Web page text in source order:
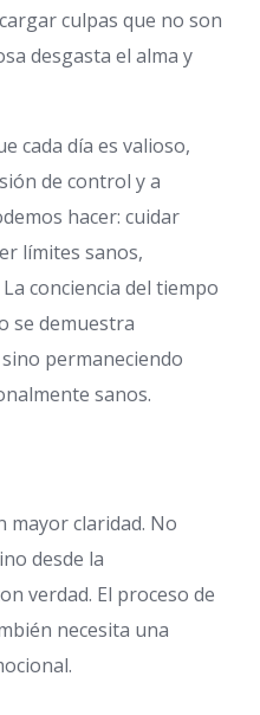
culpas que no son
desgasta el alma y
cada día es valioso,
de control y a
hacer: cuidar
límites sanos,
conciencia del tiempo
se demuestra
permaneciendo
sanos.
mayor claridad. No
desde la
verdad. El proceso de
necesita una